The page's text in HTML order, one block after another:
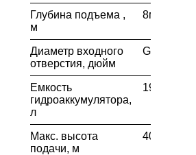
Глубина подъема ,
м
8м
Диаметр входного
отверстия, дюйм
G1"
Емкость
гидроаккумулятора,
л
19л
Макс. высота
подачи, м
40м